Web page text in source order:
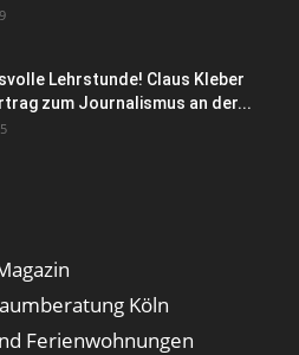
Lehrstunde! Claus Kleber
zum Journalismus an der...
Köln
Ferienwohnungen